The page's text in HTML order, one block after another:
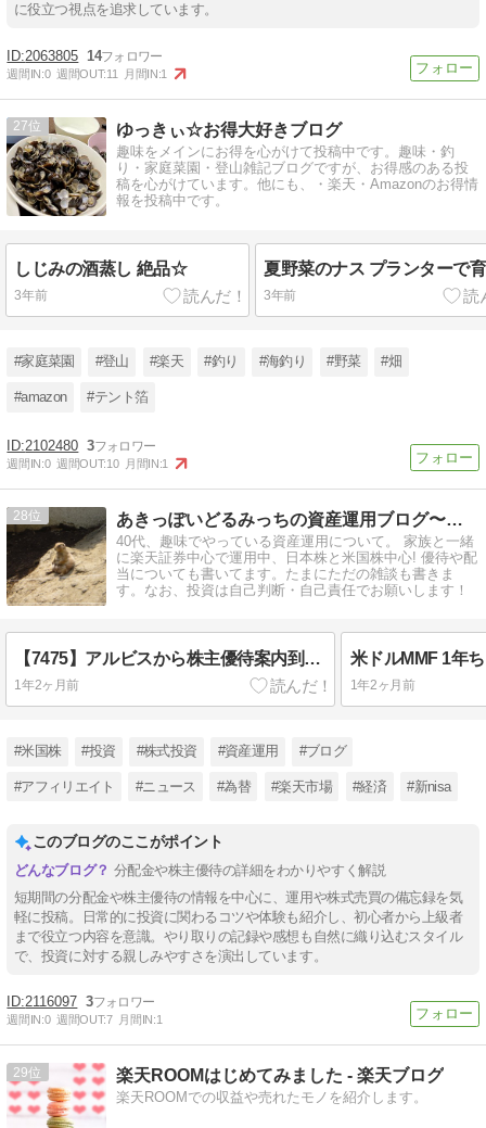
に役立つ視点を追求しています。
2063805 14
週間IN:0 週間OUT:11 月間IN:1
27 ゆっきぃ☆お得大好きブログ
趣味をメインにお得を心がけて投稿中です。趣味・釣
り・家庭菜園・登山雑記ブログですが、お得感のある投
稿を心がけています。他にも、・楽天・Amazonのお得情
報を投稿中です。
しじみの酒蒸し 絶品☆
3年前
夏野菜のナス プランターで
3年前
#家庭菜園 #登山 #楽天 #釣り #海釣り #野菜 #畑
#amazon #テント箔
2102480 3
週間IN:0 週間OUT:10 月間IN:1
28 あきっぽいどるみっちの資産運用ブログ〜のんびり配当と株主優待
40代、趣味でやっている資産運用について。 家族と一緒
に楽天証券中心で運用中、日本株と米国株中心! 優待や配
当についても書いてます。たまにただの雑談も書きま
す。なお、投資は自己判断・自己責任でお願いします！
【7475】アルビスから株主優待案内到着！商品券や名産品選択（2025/6））
1年2ヶ月前
米ドルMMF 1年
1年2ヶ月前
#米国株 #投資 #株式投資 #資産運用 #ブログ
#アフィリエイト #ニュース #為替 #楽天市場 #経済 #新nisa
このブログのここがポイント
分配金や株主優待の詳細をわかりやすく解説
短期間の分配金や株主優待の情報を中心に、運用や株式売買の備忘録を気
軽に投稿。日常的に投資に関わるコツや体験も紹介し、初心者から上級者
まで役立つ内容を意識。やり取りの記録や感想も自然に織り込むスタイル
で、投資に対する親しみやすさを演出しています。
2116097 3
週間IN:0 週間OUT:7 月間IN:1
29 楽天ROOMはじめてみました - 楽天ブログ
楽天ROOMでの収益や売れたモノを紹介します。